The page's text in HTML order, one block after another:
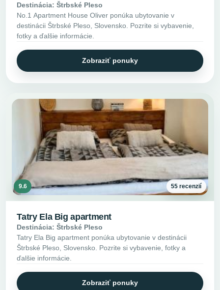
Destinácia: Štrbské Pleso
No.1 Apartment House Oliver ponúka ubytovanie v
destinácii Štrbské Pleso, Slovensko. Pozrite si vybavenie,
fotky a ďalšie informácie.
Zobraziť ponuky
9.6 55 recenzií
Tatry Ela Big apartment
Destinácia: Štrbské Pleso
Tatry Ela Big apartment ponúka ubytovanie v destinácii
Štrbské Pleso, Slovensko. Pozrite si vybavenie, fotky a
ďalšie informácie.
Zobraziť ponuky